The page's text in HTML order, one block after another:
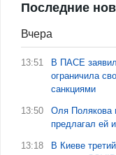
Последние
Вчера
13:51
В ПАСЕ
ограничила
санкциями
13:50
Оля Полякова
предлагал ей
13:18
В Киеве